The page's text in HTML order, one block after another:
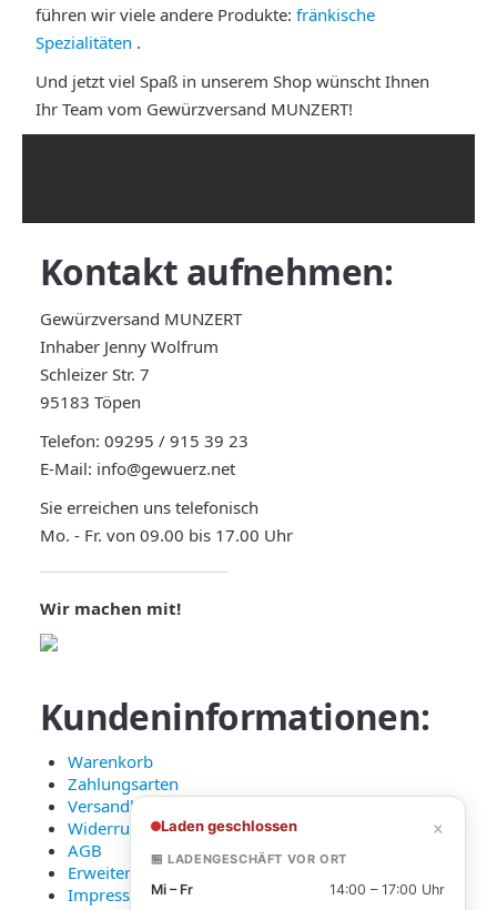
führen wir viele andere Produkte: fränkische
Spezialitäten .
Und jetzt viel Spaß in unserem Shop wünscht Ihnen
Ihr Team vom Gewürzversand MUNZERT!
Kontakt aufnehmen:
Gewürzversand MUNZERT
Inhaber Jenny Wolfrum
Schleizer Str. 7
95183 Töpen
Telefon: 09295 / 915 39 23
E-Mail: info@gewuerz.net
Sie erreichen uns telefonisch
Mo. - Fr. von 09.00 bis 17.00 Uhr
Wir machen mit!
Kundeninformationen:
Warenkorb
Zahlungsarten
Versandkosten und Lieferung
Widerruf
AGB
Erweiterte Datenschutzerklärung
Impressum
Laden geschlossen ×
🏪 LADENGESCHÄFT VOR ORT
Mi – Fr
14:00 – 17:00 Uhr